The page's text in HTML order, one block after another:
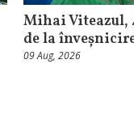
Mihai Viteazul,
de la
09 Aug, 2026